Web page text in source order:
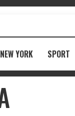
NEW YORK SPORT